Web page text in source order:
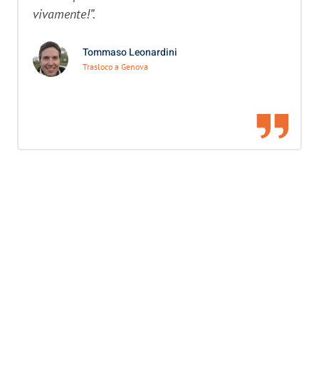
vivamente!”.
Tommaso Leonardini
Trasloco a Genova